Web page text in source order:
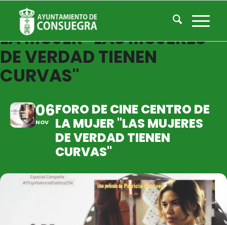
FORO DE CINE CENTRO DE
LA MUJER "LAS MUJERES
DE VERDAD TIENEN
CURVAS"
06
NOV
FORO DE CINE CENTRO DE
LA MUJER "LAS MUJERES
DE VERDAD TIENEN
CURVAS"